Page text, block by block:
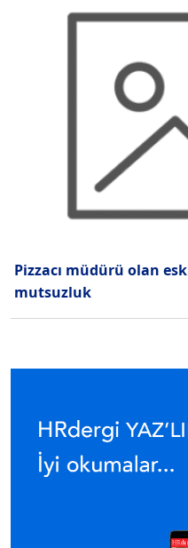
Pizzacı müdürü olan
mutsuzluk